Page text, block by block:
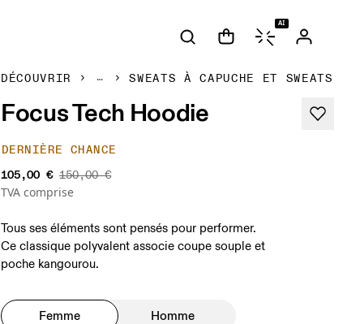
AI
DÉCOUVRIR SWEATS À CAPUCHE ET SWEATS
Focus Tech Hoodie
DERNIÈRE CHANCE
105,00 € 150,00 €
TVA comprise
Tous ses éléments sont pensés pour performer.
Ce classique polyvalent associe coupe souple et
poche kangourou.
Femme Homme